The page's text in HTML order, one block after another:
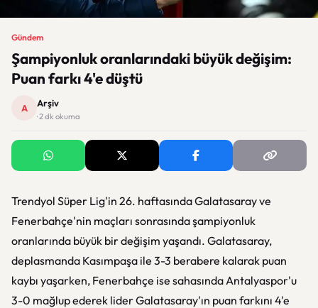
Gündem
Şampiyonluk oranlarındaki büyük değişim:
Puan farkı 4'e düştü
A Arşiv
· 2 dk okuma
Trendyol Süper Lig'in 26. haftasında Galatasaray ve
Fenerbahçe'nin maçları sonrasında şampiyonluk
oranlarında büyük bir değişim yaşandı. Galatasaray,
deplasmanda Kasımpaşa ile 3-3 berabere kalarak puan
kaybı yaşarken, Fenerbahçe ise sahasında Antalyaspor'u
3-0 mağlup ederek lider Galatasaray'ın puan farkını 4'e